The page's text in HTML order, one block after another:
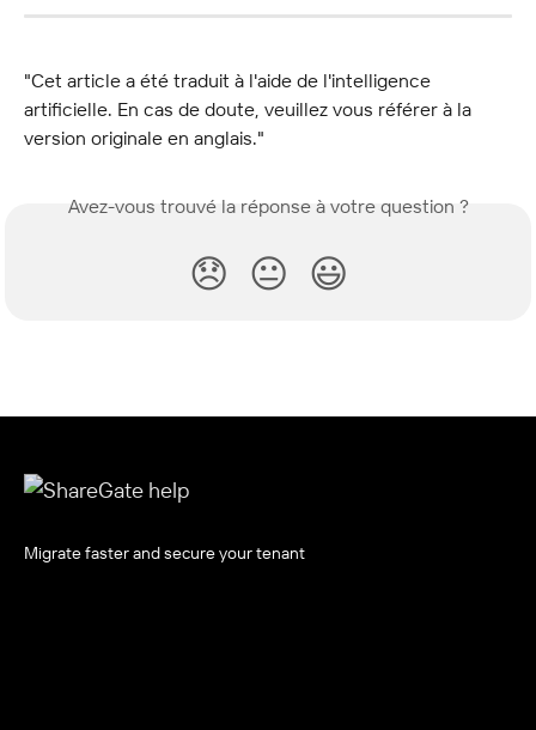
"Cet article a été traduit à l'aide de l'intelligence
artificielle. En cas de doute, veuillez vous référer à la
version originale en anglais."
Avez-vous trouvé la réponse à votre question ?
😞 😐 😃
Migrate faster and secure your tenant